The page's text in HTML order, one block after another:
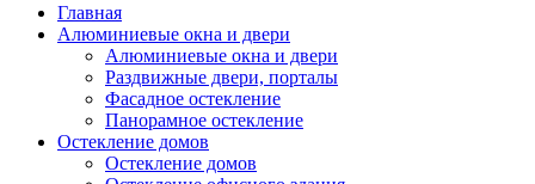
Главная
Алюминиевые окна и двери
Алюминиевые окна и двери
Раздвижные двери, порталы
Фасадное остекление
Панорамное остекление
Остекление домов
Остекление домов